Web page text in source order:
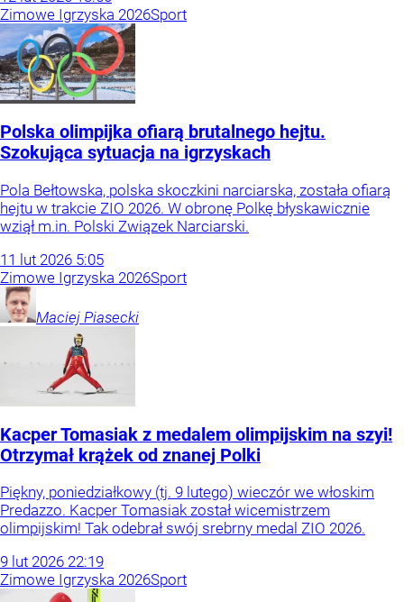
Zimowe Igrzyska 2026Sport
Polska olimpijka ofiarą brutalnego hejtu.
Szokująca sytuacja na igrzyskach
Pola Bełtowska, polska skoczkini narciarska, została ofiarą
hejtu w trakcie ZIO 2026. W obronę Polkę błyskawicznie
wziął m.in. Polski Związek Narciarski.
11 lut 2026 5:05
Zimowe Igrzyska 2026Sport
Maciej Piasecki
Kacper Tomasiak z medalem olimpijskim na szyi!
Otrzymał krążek od znanej Polki
Piękny, poniedziałkowy (tj. 9 lutego) wieczór we włoskim
Predazzo. Kacper Tomasiak został wicemistrzem
olimpijskim! Tak odebrał swój srebrny medal ZIO 2026.
9 lut 2026 22:19
Zimowe Igrzyska 2026Sport